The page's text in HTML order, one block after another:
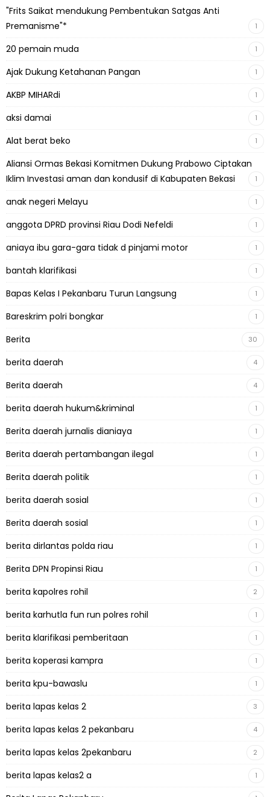
"Frits Saikat mendukung Pembentukan Satgas Anti
Premanisme"*
1
20 pemain muda 1
Ajak Dukung Ketahanan Pangan 1
AKBP MIHARdi 1
aksi damai 1
Alat berat beko 1
Aliansi Ormas Bekasi Komitmen Dukung Prabowo Ciptakan
Iklim Investasi aman dan kondusif di Kabupaten Bekasi
1
anak negeri Melayu 1
anggota DPRD provinsi Riau Dodi Nefeldi 1
aniaya ibu gara-gara tidak d pinjami motor 1
bantah klarifikasi 1
Bapas Kelas I Pekanbaru Turun Langsung 1
Bareskrim polri bongkar 1
Berita 30
berita daerah 4
Berita daerah 4
berita daerah hukum&kriminal 1
Berita daerah jurnalis dianiaya 1
Berita daerah pertambangan ilegal 1
Berita daerah politik 1
berita daerah sosial 1
Berita daerah sosial 1
berita dirlantas polda riau 1
Berita DPN Propinsi Riau 1
berita kapolres rohil 2
berita karhutla fun run polres rohil 1
berita klarifikasi pemberitaan 1
berita koperasi kampra 1
berita kpu-bawaslu 1
berita lapas kelas 2 3
berita lapas kelas 2 pekanbaru 4
berita lapas kelas 2pekanbaru 2
berita lapas kelas2 a 1